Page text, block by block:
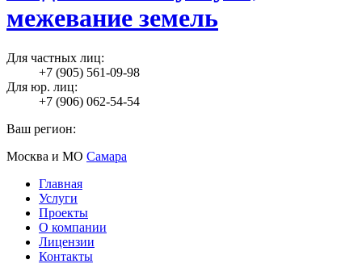
межевание земель
Для частных лиц:
+7 (905) 561-09-98
Для юр. лиц:
+7 (906) 062-54-54
Ваш регион:
Москва и МО Самара
Главная
Услуги
Проекты
О компании
Лицензии
Контакты